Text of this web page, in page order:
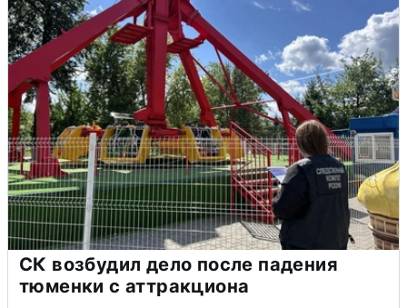
СК возбудил дело после падения
тюменки с аттракциона